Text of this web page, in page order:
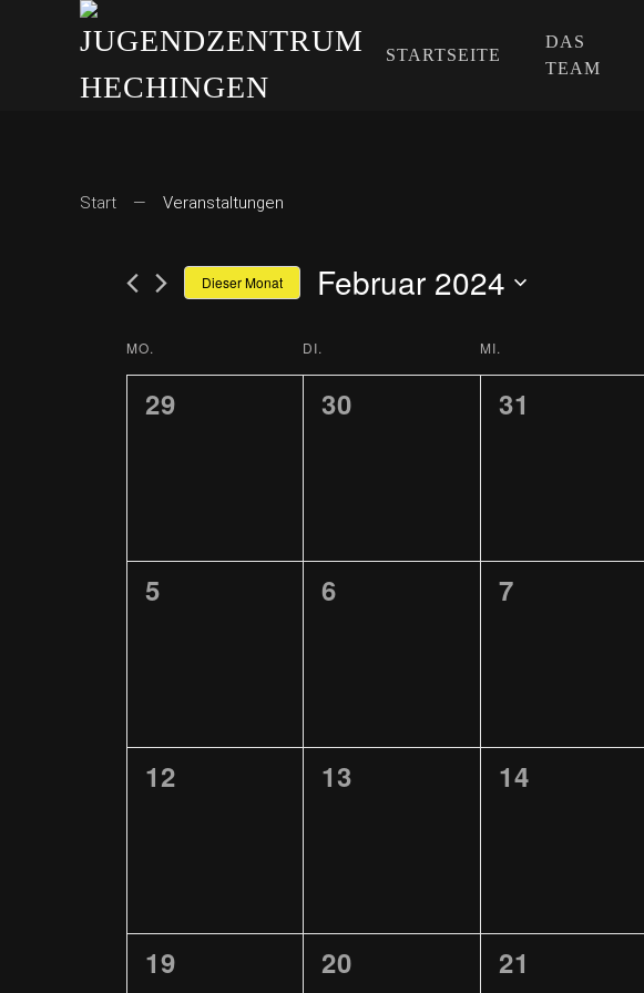
STARTSEITE
DAS
TEAM
Start Veranstaltungen
Dieser Monat Februar 2024
wählen.
KALENDER
VON
MO. DI. MI.
0
29
0
30
0
31
0
5
0
6
0
7
0
12
0
13
0
14
0
19
0
20
0
21